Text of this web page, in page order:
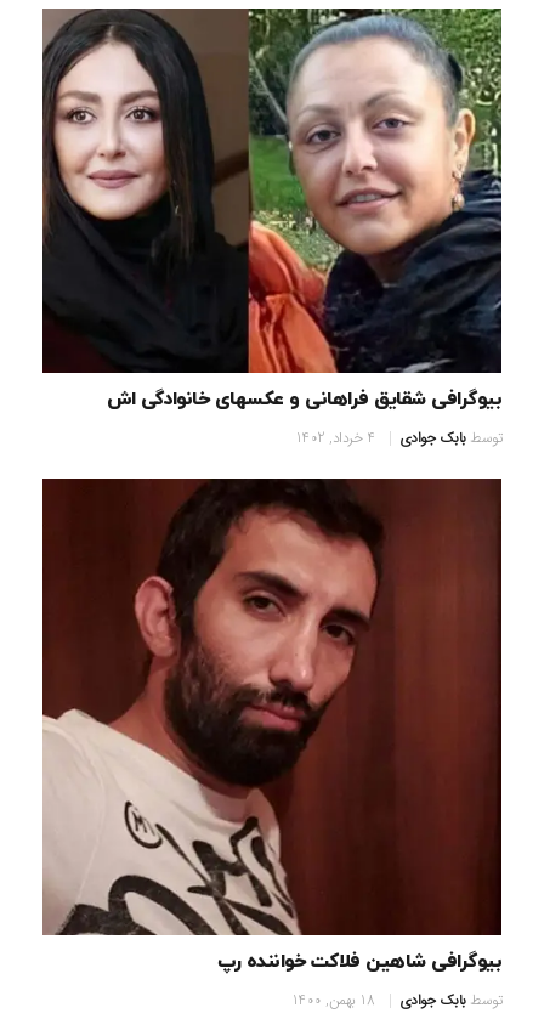
بیوگرافی شقایق فراهانی و عکسهای خانوادگی اش
توسطبابک جوادی 4 خرداد, 1402
بیوگرافی شاهین فلاکت خواننده رپ
توسطبابک جوادی 18 بهمن, 1400